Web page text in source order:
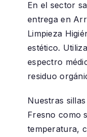
En el sector
entrega en
Limpieza
estético.
espectro
residuo
Nuestras
Fresno como
temperatura,